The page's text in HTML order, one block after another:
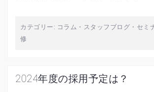
カテゴリー: コラム ・ スタッフブログ ・ セミ
修
2024年度の採用予定は？